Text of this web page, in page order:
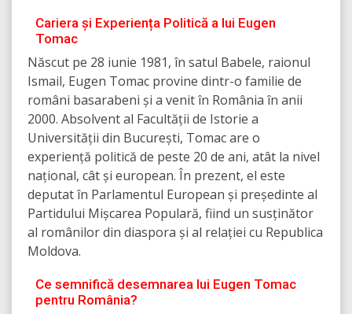
Cariera și Experiența Politică a lui Eugen
Tomac
Născut pe 28 iunie 1981, în satul Babele, raionul
Ismail, Eugen Tomac provine dintr-o familie de
români basarabeni și a venit în România în anii
2000. Absolvent al Facultății de Istorie a
Universității din București, Tomac are o
experiență politică de peste 20 de ani, atât la nivel
național, cât și european. În prezent, el este
deputat în Parlamentul European și președinte al
Partidului Mișcarea Populară, fiind un susținător
al românilor din diaspora și al relației cu Republica
Moldova.
Ce semnifică desemnarea lui Eugen Tomac
pentru România?